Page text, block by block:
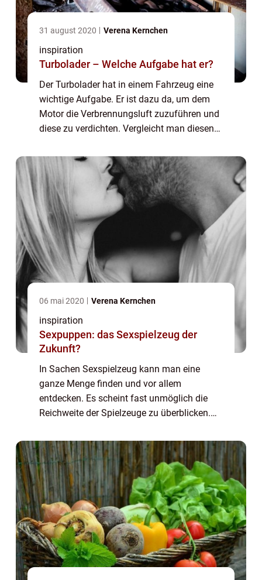
31 august 2020 Verena Kernchen
inspiration
Turbolader – Welche Aufgabe hat er?
Der Turbolader hat in einem Fahrzeug eine
wichtige Aufgabe. Er ist dazu da, um dem
Motor die Verbrennungsluft zuzuführen und
diese zu verdichten. Vergleicht man diesen
dass durch den Turbolader eine viel bes...
06 mai 2020 Verena Kernchen
inspiration
Sexpuppen: das Sexspielzeug der
Zukunft?
In Sachen Sexspielzeug kann man eine
ganze Menge finden und vor allem
entdecken. Es scheint fast unmöglich die
Reichweite der Spielzeuge zu überblicken.
umfangreich. Das glaubt man zumindest.
Doch mittlerweile lasse...